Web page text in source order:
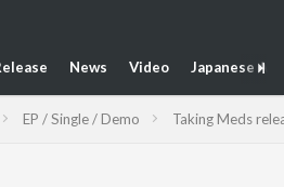
News Video Japanese
EP / Single / Demo Taking Meds